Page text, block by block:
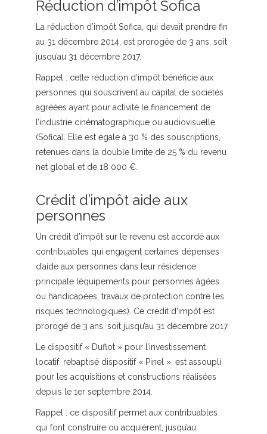
Réduction d’impôt Sofica
La réduction d’impôt Sofica, qui devait prendre fin
au 31 décembre 2014, est prorogée de 3 ans, soit
jusqu’au 31 décembre 2017.
Rappel : cette réduction d’impôt bénéficie aux
personnes qui souscrivent au capital de sociétés
agréées ayant pour activité le financement de
l’industrie cinématographique ou audiovisuelle
(Sofica). Elle est égale à 30 % des souscriptions,
retenues dans la double limite de 25 % du revenu
net global et de 18 000 €.
Crédit d’impôt aide aux
personnes
Un crédit d’impôt sur le revenu est accordé aux
contribuables qui engagent certaines dépenses
d’aide aux personnes dans leur résidence
principale (équipements pour personnes âgées
ou handicapées, travaux de protection contre les
risques technologiques). Ce crédit d’impôt est
prorogé de 3 ans, soit jusqu’au 31 décembre 2017.
Le dispositif « Duflot » pour l’investissement
locatif, rebaptisé dispositif « Pinel », est assoupli
pour les acquisitions et constructions réalisées
depuis le 1er septembre 2014.
Rappel : ce dispositif permet aux contribuables
qui font construire ou acquièrent, jusqu’au